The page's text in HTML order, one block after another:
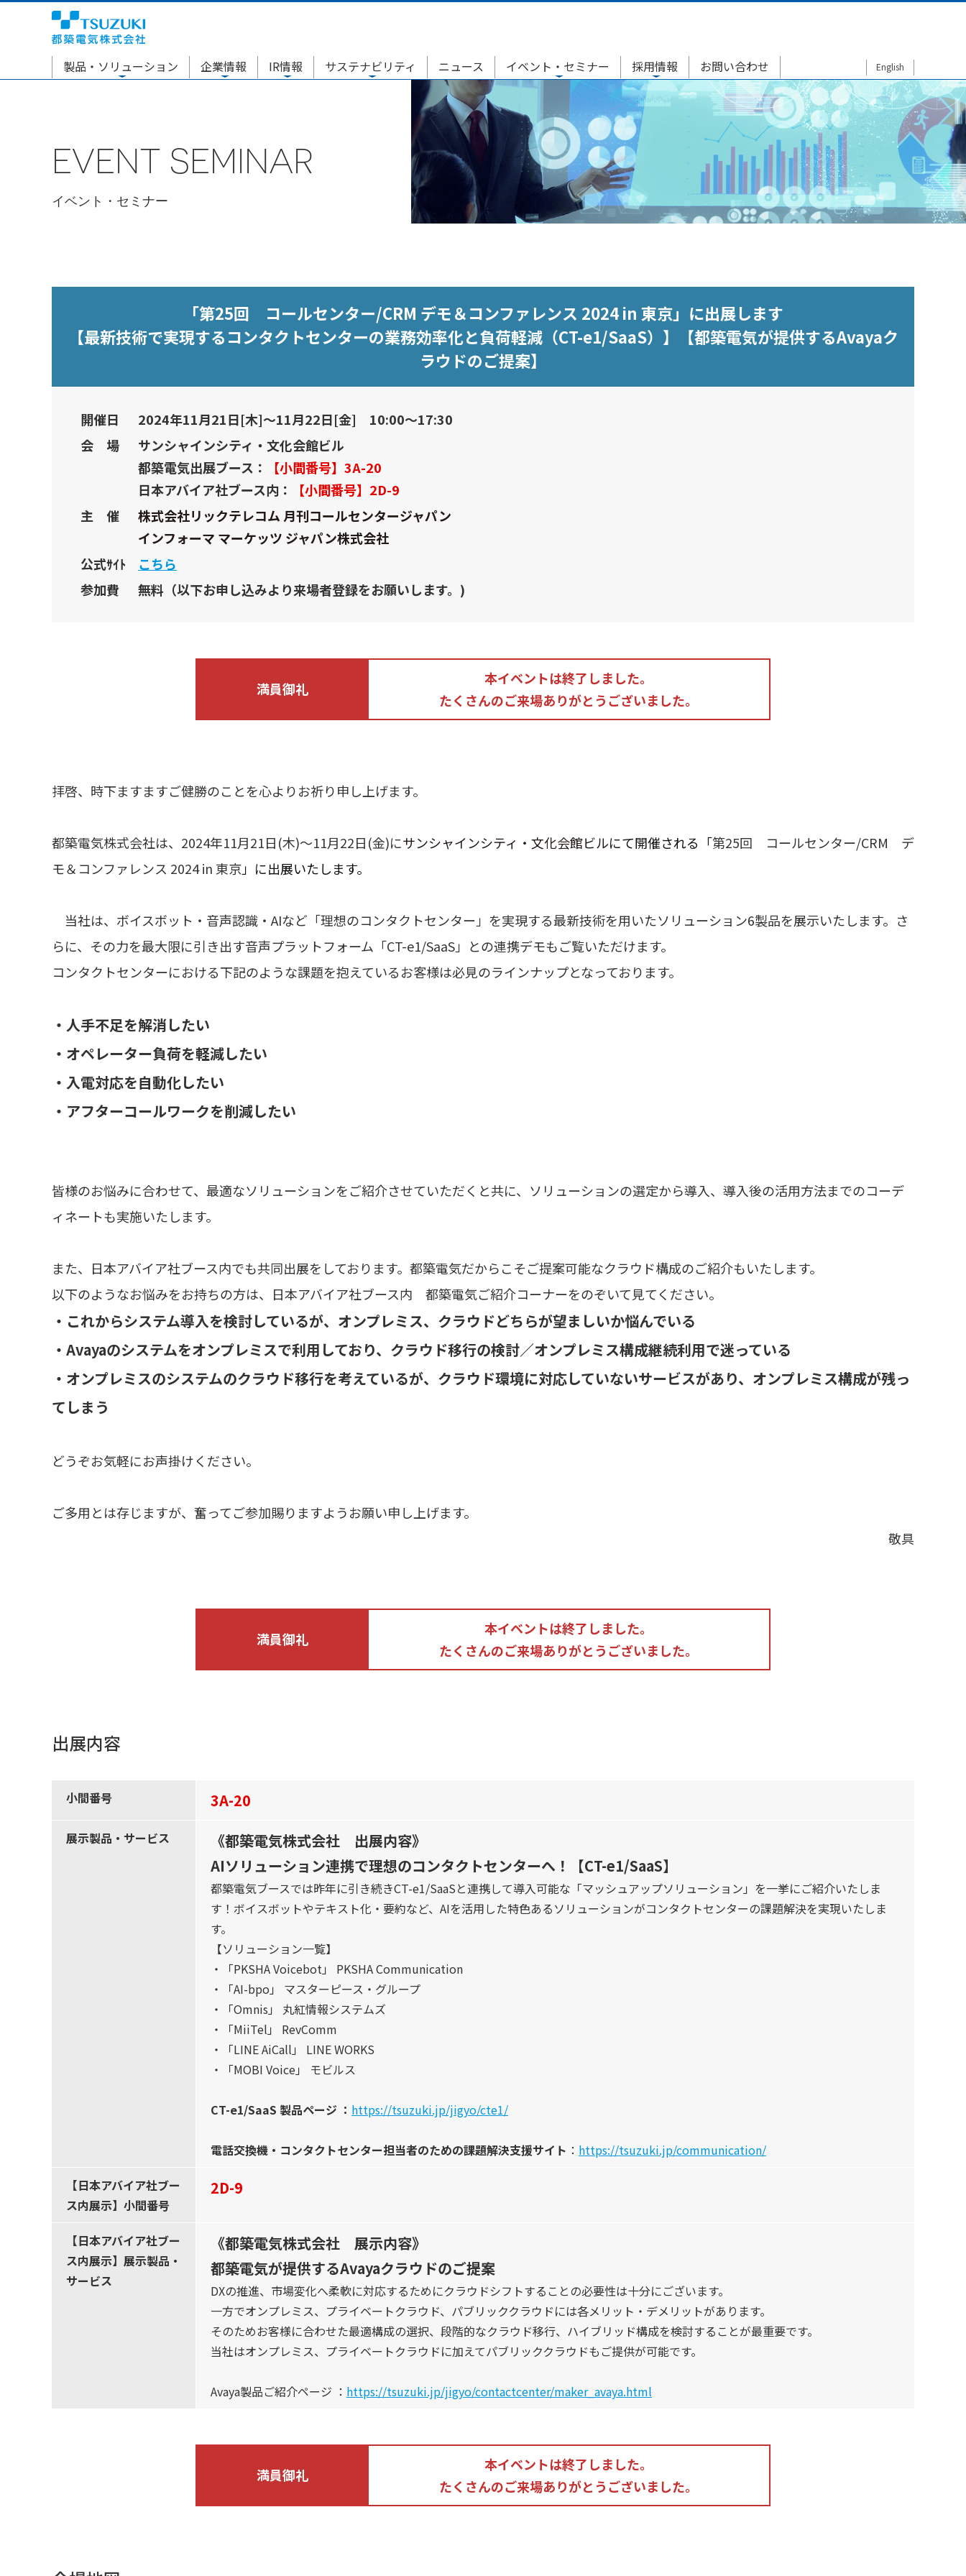
English
製品・ソリューション 企業情報 IR情報 サステナビリティ ニュース イベント・セミナー 採用情報 お問い合わせ
EVENT SEMINAR
イベント・セミナー
「第25回 コールセンター/CRM デモ＆コンファレンス 2024 in 東京」に出展します
【最新技術で実現するコンタクトセンターの業務効率化と負荷軽減（CT-e1/SaaS）】【都築電気が提供するAvayaク
ラウドのご提案】
開催日
2024年11月21日[木]～11月22日[金] 10:00～17:30
会 場
サンシャインシティ・文化会館ビル
都築電気出展ブース：
【小間番号】3A-20
日本アバイア社ブース内：
【小間番号】2D-9
主 催
株式会社リックテレコム 月刊コールセンタージャパン
インフォーマ マーケッツ ジャパン株式会社
公式ｻｲﾄ
こち ら
参加費
無料（以下お申し込みより来場者登録をお願いします。)
満員御礼
本イベントは終了しました。
たくさんのご来場ありがとうございました。
拝啓、時下ますますご健勝のことを心よりお祈り申し上げます。
都築電気株式会社は、2024年11月21日(木)～11月22日(金)にサンシャインシティ・文化会館ビルにて開催される「第25回 コールセンター/CRM デ
モ＆コンファレンス 2024 in 東京」に出展いたします。
当社は、ボイスボット・音声認識・AIなど「理想のコンタクトセンター」を実現する最新技術を用いたソリューション6製品を展示いたします。さ
らに、その力を最大限に引き出す音声プラットフォーム「CT-e1/SaaS」との連携デモもご覧いただけます。
コンタクトセンターにおける下記のような課題を抱えているお客様は必見のラインナップとなっております。
・人手不足を解消したい
・オペレーター負荷を軽減したい
・入電対応を自動化したい
・アフターコールワークを削減したい
皆様のお悩みに合わせて、最適なソリューションをご紹介させていただくと共に、ソリューションの選定から導入、導入後の活用方法までのコーデ
ィネートも実施いたします。
また、日本アバイア社ブース内でも共同出展をしております。都築電気だからこそご提案可能なクラウド構成のご紹介もいたします。
以下のようなお悩みをお持ちの方は、日本アバイア社ブース内 都築電気ご紹介コーナーをのぞいて見てください。
・これからシステム導入を検討しているが、オンプレミス、クラウドどちらが望ましいか悩んでいる
・Avayaのシステムをオンプレミスで利用しており、クラウド移行の検討／オンプレミス構成継続利用で迷っている
・オンプレミスのシステムのクラウド移行を考えているが、クラウド環境に対応していないサービスがあり、オンプレミス構成が残っ
てしまう
どうぞお気軽にお声掛けください。
ご多用とは存じますが、奮ってご参加賜りますようお願い申し上げます。
敬具
満員御礼
本イベントは終了しました。
たくさんのご来場ありがとうございました。
出展内容
小間番号 3A-20
展示製品・サービス
《都築電気株式会社 出展内容》
AIソリューション連携で理想のコンタクトセンターへ！【CT-e1/SaaS】
都築電気ブースでは昨年に引き続きCT-e1/SaaSと連携して導入可能な「マッシュアップソリューション」を一挙にご紹介いたしま
す！ボイスボットやテキスト化・要約など、AIを活用した特色あるソリューションがコンタクトセンターの課題解決を実現いたしま
す。
【ソリューション一覧】
・「PKSHA Voicebot」 PKSHA Communication
・「AI-bpo」 マスターピース・グループ
・「Omnis」 丸紅情報システムズ
・「MiiTel」 RevComm
・「LINE AiCall」 LINE WORKS
・「MOBI Voice」 モビルス
CT-e1/SaaS 製品ページ ： https://tsuzuki.jp/jigyo/cte1/
電話交換機・コンタクトセンター担当者のための課題解決支援サイト ： https://tsuzuki.jp/communication/
【日本アバイア社ブー
ス内展示】小間番号
2D-9
【日本アバイア社ブー
ス内展示】展示製品・
サービス
《都築電気株式会社 展示内容》
都築電気が提供するAvayaクラウドのご提案
DXの推進、市場変化へ柔軟に対応するためにクラウドシフトすることの必要性は十分にございます。
一方でオンプレミス、プライベートクラウド、パブリッククラウドには各メリット・デメリットがあります。
そのためお客様に合わせた最適構成の選択、段階的なクラウド移行、ハイブリッド構成を検討することが最重要です。
当社はオンプレミス、プライベートクラウドに加えてパブリッククラウドもご提供が可能です。
Avaya製品ご紹介ページ ： https://tsuzuki.jp/jigyo/contactcenter/maker_avaya.html
満員御礼
本イベントは終了しました。
たくさんのご来場ありがとうございました。